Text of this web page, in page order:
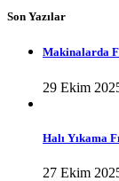
Son Yazılar
Makinalarda
29 Ekim
Halı Yıkama
27 Ekim